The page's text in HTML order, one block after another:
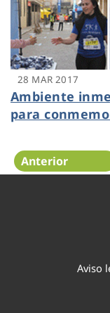
28 MAR 2017
Ambiente
para
Anterior
Aviso